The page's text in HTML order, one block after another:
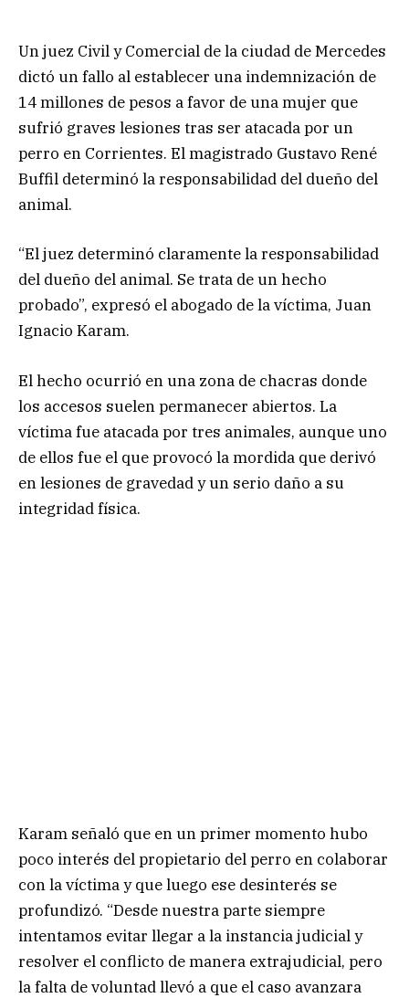
Un juez Civil y Comercial de la ciudad de Mercedes
dictó un fallo al establecer una indemnización de
14 millones de pesos a favor de una mujer que
sufrió graves lesiones tras ser atacada por un
perro en Corrientes. El magistrado Gustavo René
Buffil determinó la responsabilidad del dueño del
animal.
“El juez determinó claramente la responsabilidad
del dueño del animal. Se trata de un hecho
probado”, expresó el abogado de la víctima, Juan
Ignacio Karam.
El hecho ocurrió en una zona de chacras donde
los accesos suelen permanecer abiertos. La
víctima fue atacada por tres animales, aunque uno
de ellos fue el que provocó la mordida que derivó
en lesiones de gravedad y un serio daño a su
integridad física.
Karam señaló que en un primer momento hubo
poco interés del propietario del perro en colaborar
con la víctima y que luego ese desinterés se
profundizó. “Desde nuestra parte siempre
intentamos evitar llegar a la instancia judicial y
resolver el conflicto de manera extrajudicial, pero
la falta de voluntad llevó a que el caso avanzara